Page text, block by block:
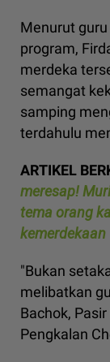
Menurut
program,
merdeka
semangat
samping
terdahulu
ARTIKEL
meresap!
tema orang
kemerdekaan
"Bukan
melibatkan
Bachok,
Pengkalan